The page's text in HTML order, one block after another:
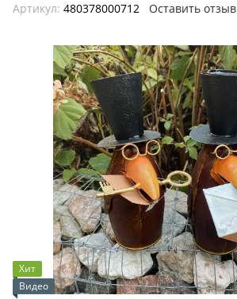
Артикул: 480378000712 Оставить отзыв
Хит
Видео